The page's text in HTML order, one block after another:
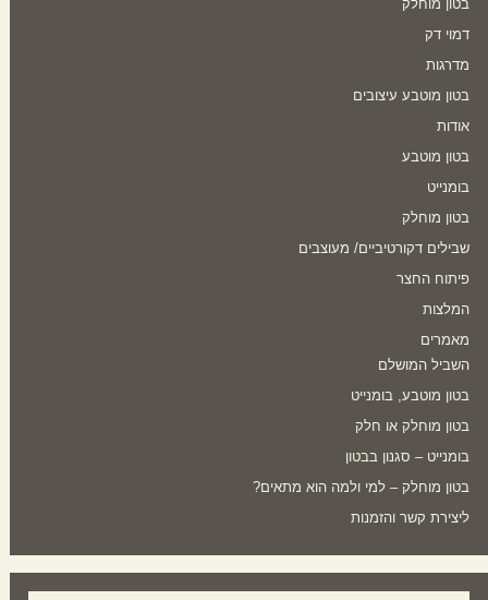
בטון מוחלק
דמוי דק
מדרגות
בטון מוטבע עיצובים
אודות
בטון מוטבע
בומנייט
בטון מוחלק
שבילים דקורטיביים/ מעוצבים
פיתוח החצר
המלצות
מאמרים
השביל המושלם
בטון מוטבע, בומנייט
בטון מוחלק או חלק
בומנייט – סגנון בבטון
בטון מוחלק – למי ולמה הוא מתאים?
ליצירת קשר והזמנות